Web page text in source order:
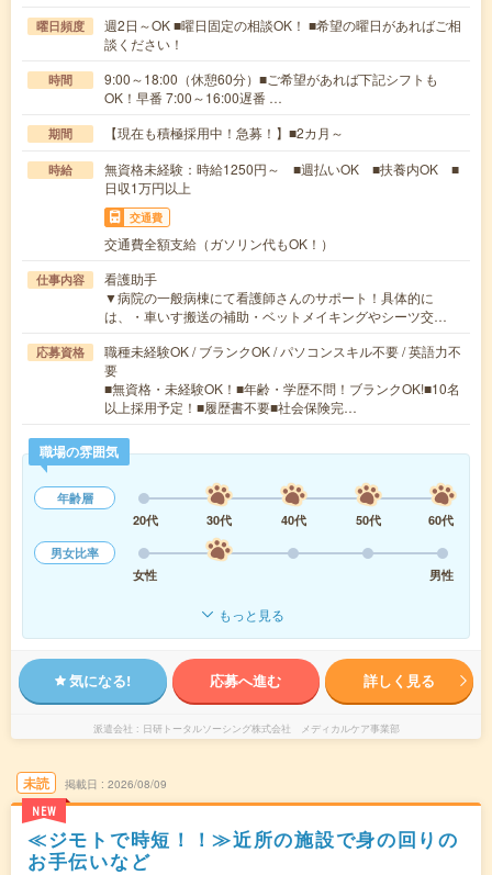
曜日頻度
週2日～OK ■曜日固定の相談OK！ ■希望の曜日があればご相
談ください！
時間
9:00～18:00（休憩60分）■ご希望があれば下記シフトも
OK！早番 7:00～16:00遅番 …
期間 【現在も積極採用中！急募！】■2カ月～
時給
無資格未経験：時給1250円～ ■週払いOK ■扶養内OK ■
日収1万円以上
交通費
交通費全額支給（ガソリン代もOK！）
仕事内容
看護助手
▼病院の一般病棟にて看護師さんのサポート！具体的に
は、・車いす搬送の補助・ベットメイキングやシーツ交…
応募資格
職種未経験OK / ブランクOK / パソコンスキル不要 / 英語力不
要
■無資格・未経験OK！■年齢・学歴不問！ブランクOK!■10名
以上採用予定！■履歴書不要■社会保険完…
職場の雰囲気
年齢層
20代
30代 40代 50代
60代
男女比率
女性
男性
もっと見る
気になる! 応募へ進む 詳しく見る
派遣会社 日研トータルソーシング株式会社 メディカルケア事業部
未読
NEW
掲載日 2026/08/09
≪ジモトで時短！！≫近所の施設で身の回りの
お手伝いなど